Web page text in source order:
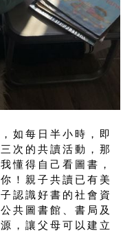
如每日半小時，即
次的共讀活動，那
懂得自己看圖書，
！親子共讀已有美
認識好書的社會資
共圖書館、書局及
，讓父母可以建立